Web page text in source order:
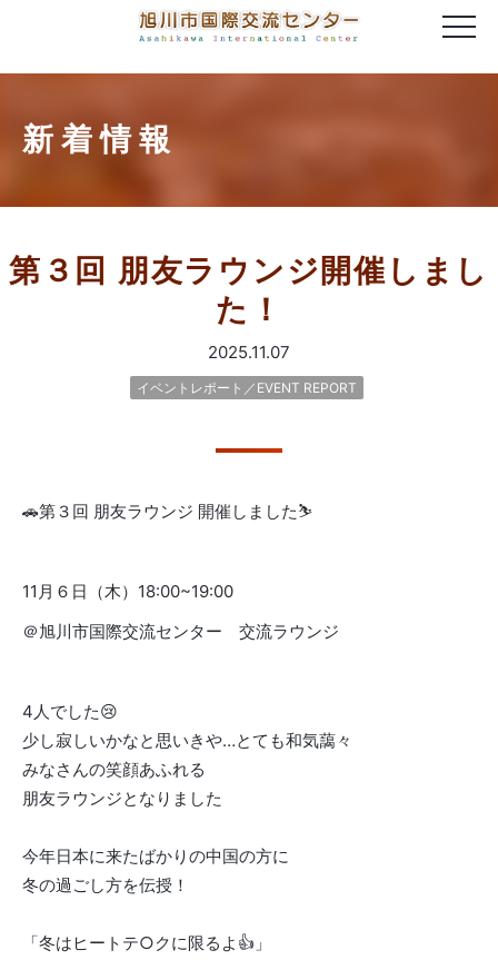
新着情報
第３回 朋友ラウンジ開催しまし
た！
2025.11.07
イベントレポート／EVENT REPORT
🚗第３回 朋友ラウンジ 開催しました⛷
11月６日（木）18:00~19:00
＠旭川市国際交流センター 交流ラウンジ
4人でした😢
少し寂しいかなと思いきや…とても和気藹々
みなさんの笑顔あふれる
朋友ラウンジとなりました
今年日本に来たばかりの中国の方に
冬の過ごし方を伝授！
「冬はヒートテ○クに限るよ👍」